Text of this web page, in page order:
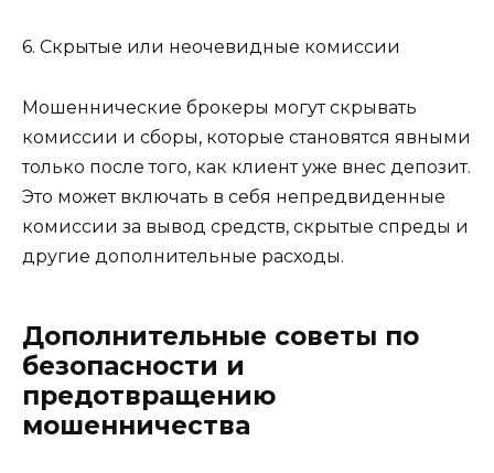
6. Скрытые или неочевидные комиссии
Мошеннические брокеры могут скрывать
комиссии и сборы, которые становятся явными
только после того, как клиент уже внес депозит.
Это может включать в себя непредвиденные
комиссии за вывод средств, скрытые спреды и
другие дополнительные расходы.
Дополнительные советы по
безопасности и
предотвращению
мошенничества